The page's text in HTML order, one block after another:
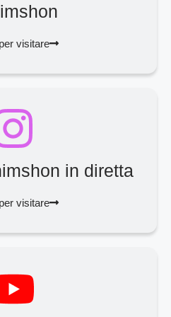
visitare
in diretta
visitare